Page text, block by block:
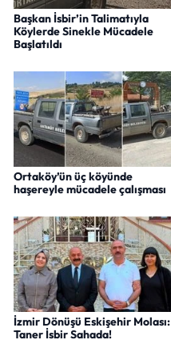
Başkan İsbir’in Talimatıyla
Köylerde Sinekle Mücadele
Başlatıldı
Ortaköy’ün üç köyünde
haşereyle mücadele çalışması
İzmir Dönüşü Eskişehir Molası:
Taner İsbir Sahada!